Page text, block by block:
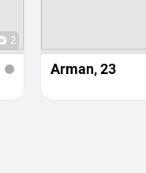
2
Arman, 23